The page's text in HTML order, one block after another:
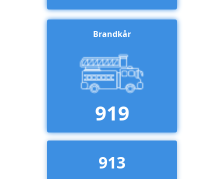
Brandkår
919
913